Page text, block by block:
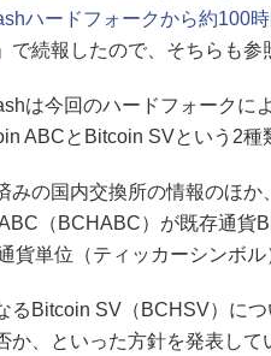
ハードフォークから約100
」で続報したので、そちらも参
は今回のハードフォークに
ABCとBitcoin SVという2種
の国内交換所の情報のほか
（BCHABC）が既存通貨
貨単位（ティッカーシンボル
Bitcoin SV（BCHSV）に
か、といった方針を発表し